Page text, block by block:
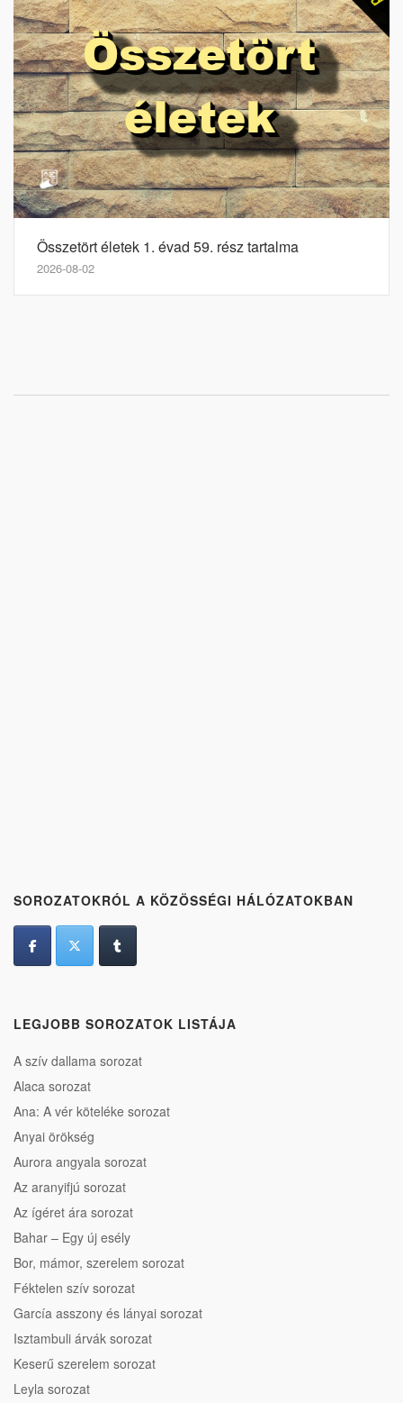
Összetört életek 1. évad 59. rész tartalma
2026-08-02
SOROZATOKRÓL A KÖZÖSSÉGI HÁLÓZATOKBAN
LEGJOBB SOROZATOK LISTÁJA
A szív dallama sorozat
Alaca sorozat
Ana: A vér köteléke sorozat
Anyai örökség
Aurora angyala sorozat
Az aranyifjú sorozat
Az ígéret ára sorozat
Bahar – Egy új esély
Bor, mámor, szerelem sorozat
Féktelen szív sorozat
García asszony és lányai sorozat
Isztambuli árvák sorozat
Keserű szerelem sorozat
Leyla sorozat